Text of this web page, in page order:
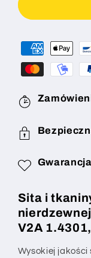
0,2
mm
(mesh
grubość
0,12
mm,
1.4301,
wymiar
Sita i
V2A
Wysokiej jakości